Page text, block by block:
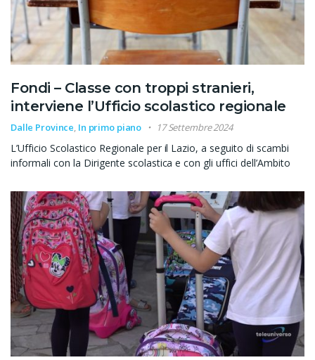
Fondi – Classe con troppi stranieri,
interviene l’Ufficio scolastico regionale
Dalle Province, In primo piano 17 Settembre 2024
L’Ufficio Scolastico Regionale per il Lazio, a seguito di scambi
informali con la Dirigente scolastica e con gli uffici dell’Ambito